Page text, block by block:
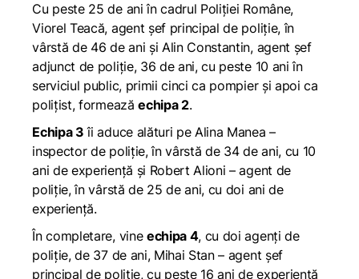
Cu peste 25 de ani în cadrul Poliției Române,
Viorel Teacă, agent șef principal de poliție, în
vârstă de 46 de ani și Alin Constantin, agent șef
adjunct de poliție, 36 de ani, cu peste 10 ani în
serviciul public, primii cinci ca pompier și apoi ca
polițist, formeazăechipa 2.
Echipa 3 îi aduce alături pe Alina Manea –
inspector de poliție, în vârstă de 34 de ani, cu 10
ani de experiență și Robert Alioni – agent de
poliție, în vârstă de 25 de ani, cu doi ani de
experiență.
În completare, vine echipa 4, cu doi agenți de
poliție, de 37 de ani, Mihai Stan – agent șef
principal de poliție, cu peste 16 ani de experiență